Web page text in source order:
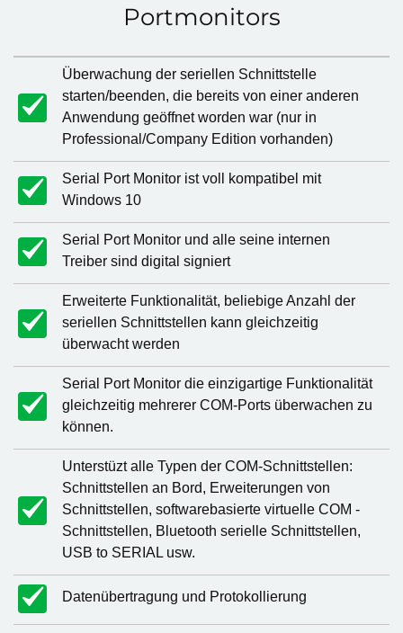
Portmonitors
Überwachung der seriellen Schnittstelle
starten/beenden, die bereits von einer anderen
Anwendung geöffnet worden war (nur in
Professional/Company Edition vorhanden)
Serial Port Monitor ist voll kompatibel mit
Windows 10
Serial Port Monitor und alle seine internen
Treiber sind digital signiert
Erweiterte Funktionalität, beliebige Anzahl der
seriellen Schnittstellen kann gleichzeitig
überwacht werden
Serial Port Monitor die einzigartige Funktionalität
gleichzeitig mehrerer COM-Ports überwachen zu
können.
Unterstüzt alle Typen der COM-Schnittstellen:
Schnittstellen an Bord, Erweiterungen von
Schnittstellen, softwarebasierte virtuelle COM -
Schnittstellen, Bluetooth serielle Schnittstellen,
USB to SERIAL usw.
Datenübertragung und Protokollierung